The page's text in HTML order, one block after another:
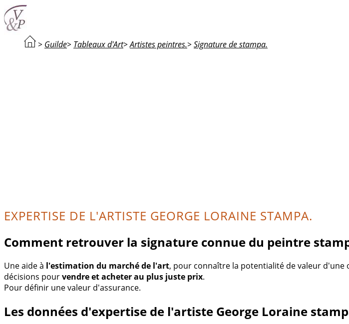
> Guilde> Tableaux d'Art>Artistes peintres.> Signature de stampa.
EXPERTISE DE L'ARTISTE GEORGE LORAINE STAMPA.
Comment retrouver la signature connue du peintre
Une aide à l'estimation du marché de l'art, pour connaître la potentialité de valeur
décisions pourvendre et acheter au plus juste prix.
Pour définir une valeur d'assurance.
Les données d'expertise de l'artiste George Loraine